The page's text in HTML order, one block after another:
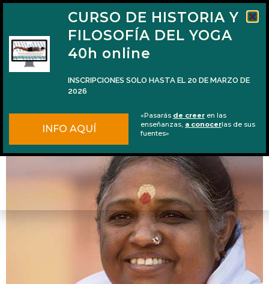
Consejos para ver a Amma en Granollers
CURSO DE HISTORIA Y
FILOSOFÍA DEL YOGA
40h online
INSCRIPCIONES SOLO HASTA EL 20 DE MARZO DE
2026
INFO AQUÍ
«Pasarás de creer en las
enseñanzas, a conocerlas de sus
fuentes»